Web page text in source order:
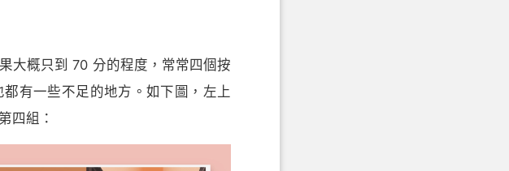
大概只到 70 分的程度，常常四個按
有一些不足的地方。如下圖，左上
四組：